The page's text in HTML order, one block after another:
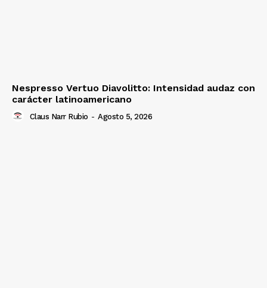
Nespresso Vertuo Diavolitto: Intensidad audaz con
carácter latinoamericano
Claus Narr Rubio - Agosto 5, 2026